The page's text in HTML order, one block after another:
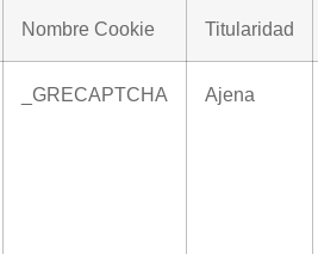
Nombre Cookie Titularidad
_GRECAPTCHA Ajena